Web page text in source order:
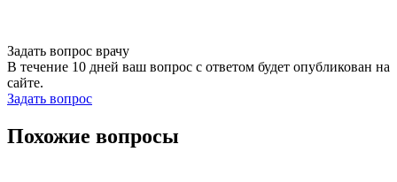
Задать вопрос врачу
В течение 10 дней ваш вопрос с ответом будет опубликован на
сайте.
Задать вопрос
Похожие вопросы